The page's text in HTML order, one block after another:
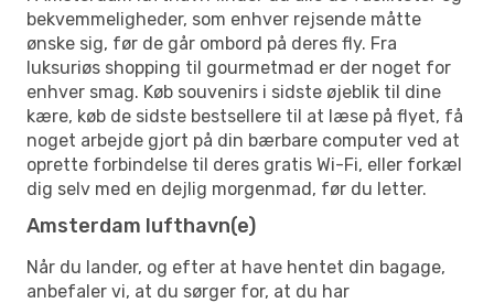
bekvemmeligheder, som enhver rejsende måtte
ønske sig, før de går ombord på deres fly. Fra
luksuriøs shopping til gourmetmad er der noget for
enhver smag. Køb souvenirs i sidste øjeblik til dine
kære, køb de sidste bestsellere til at læse på flyet, få
noget arbejde gjort på din bærbare computer ved at
oprette forbindelse til deres gratis Wi-Fi, eller forkæl
dig selv med en dejlig morgenmad, før du letter.
Amsterdam lufthavn(e)
Når du lander, og efter at have hentet din bagage,
anbefaler vi, at du sørger for, at du har